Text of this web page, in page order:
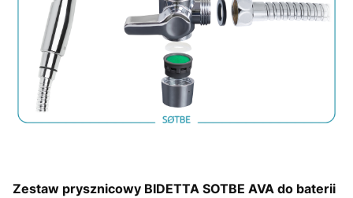
Zestaw prysznicowy BIDETTA SOTBE AVA do baterii